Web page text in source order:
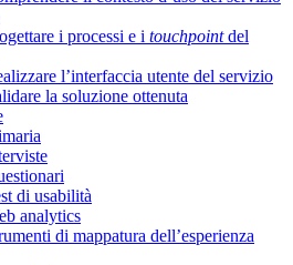
i processi e i touchpointdel
l’interfaccia utente del servizio
la soluzione ottenuta
di usabilità
analytics
di mappatura dell’esperienza